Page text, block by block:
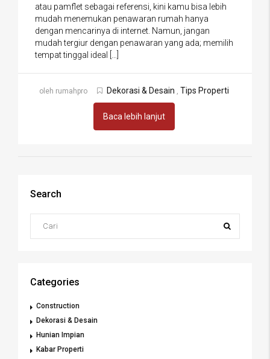
atau pamflet sebagai referensi, kini kamu bisa lebih
mudah menemukan penawaran rumah hanya
dengan mencarinya di internet. Namun, jangan
mudah tergiur dengan penawaran yang ada; memilih
tempat tinggal ideal […]
oleh rumahpro Dekorasi & Desain Tips Properti
Baca lebih lanjut
Search
Categories
Construction
Dekorasi & Desain
Hunian Impian
Kabar Properti